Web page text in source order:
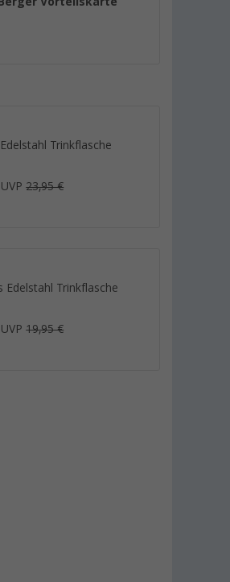
Trinkflasche
UVP23,95 €
Edelstahl Trinkflasche
UVP19,95 €